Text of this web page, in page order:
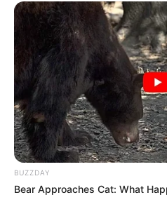
Jóhannes Jóhannesson,Laura
Caroline
Henderson . W
McIntoshi Asbjørn Krogh
BUZZDAY
Bear Approaches Cat: What